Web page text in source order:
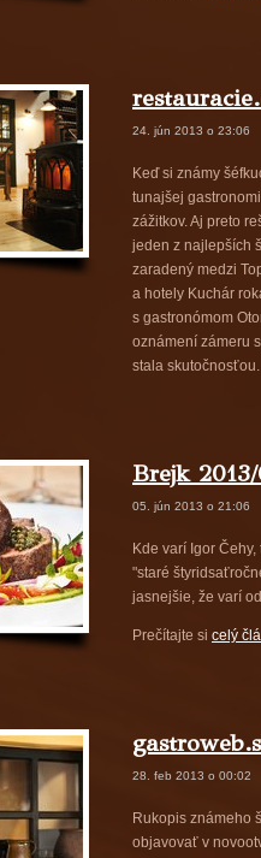
24. jún 2013 o 23:06
Keď si známy
tunajšej
zážitkov. Aj preto
jeden z najlepších
zaradený medzi
a hotely Kuchár
s gastronómom
oznámení zámeru
stala skutočnosťou.
Brejk
05. jún 2013 o 21:06
Kde varí Igor
"staré
jasnejšie, že varí
Prečítajte si celý
28. feb 2013 o 00:02
Rukopis známeho
objavovať v